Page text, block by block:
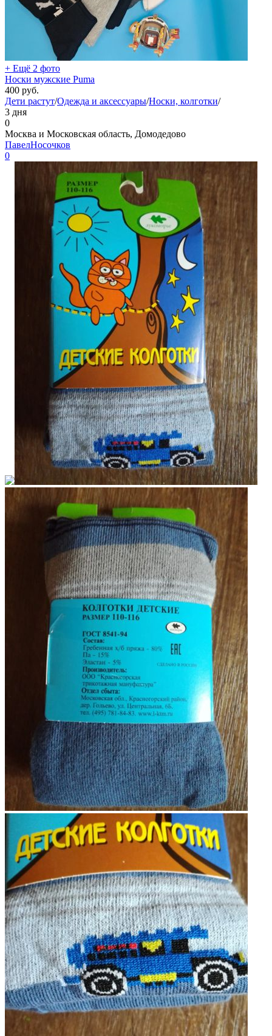
+ Ещё 2 фото
Носки мужские Puma
400 руб.
Дети растут/Одежда и аксессуары/Носки, колготки/
3 дня
0
Москва и Московская область, Домодедово
ПавелНосочков
0